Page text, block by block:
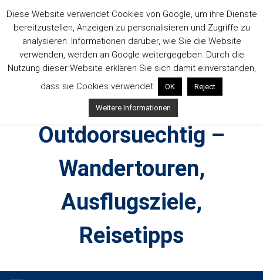
Inhalt
springen
Outdoorsuechtig –
Wandertouren,
Ausflugsziele,
Reisetipps
Produkttests und Buchrezensionen. Ein Blog für alle, die gern
Diese Website verwendet Cookies von Google, um ihre Dienste
bereitzustellen, Anzeigen zu personalisieren und Zugriffe zu
analysieren. Informationen darüber, wie Sie die Website
verwenden, werden an Google weitergegeben. Durch die
Nutzung dieser Website erklären Sie sich damit einverstanden,
dass sie Cookies verwendet.
OK Reject
Weitere Informationen